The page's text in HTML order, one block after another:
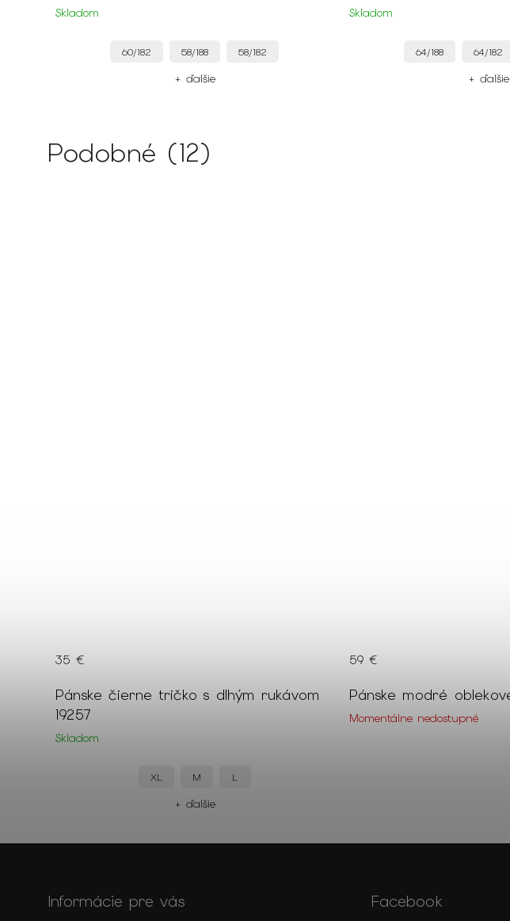
Skladom
60/182 58/188 58/182
+ ďalšie
Skladom
64/188 64/182
+ ďalšie
Podobné (12)
Pánske čierne tričko s dlhým rukávom
19257
Skladom
35 €
XL M L
+ ďalšie
Momentálne nedostupné
59 €
Informácie pre vás Facebook